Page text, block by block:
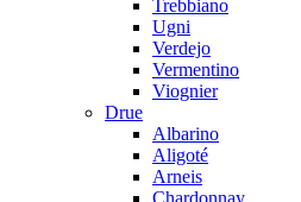
Trebbiano
Ugni
Verdejo
Vermentino
Viognier
Drue
Albarino
Aligoté
Arneis
Chardonnay